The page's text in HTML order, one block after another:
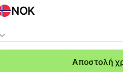
NOK
Αποστολή